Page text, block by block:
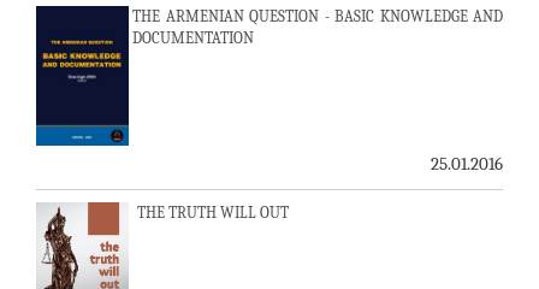
THE ARMENIAN QUESTION - BASIC KNOWLEDGE AND
DOCUMENTATION
25.01.2016
THE TRUTH WILL OUT